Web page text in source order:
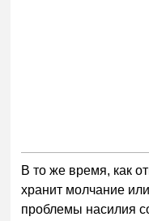
В то же время, как
хранит молчание
проблемы насилия